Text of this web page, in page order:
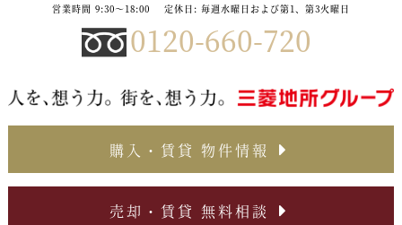
営業時間 9:30～18:00 定休日: 毎週水曜日および第1、第3火曜日
0120-660-720
購入・賃貸 物件情報
売却・賃貸 無料相談